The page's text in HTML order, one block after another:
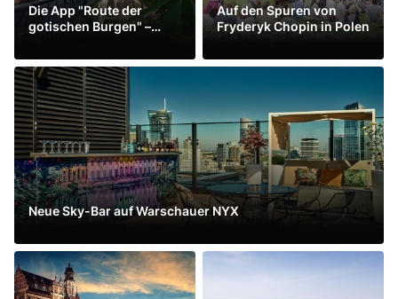
Die App "Route der
gotischen Burgen" –
Android und iOS
erhältlich
Mehr sehen
Auf den Spuren von
Fryderyk Chopin in Polen
Mehr sehen
Neue Sky-Bar auf Warschauer NYX
Mehr sehen